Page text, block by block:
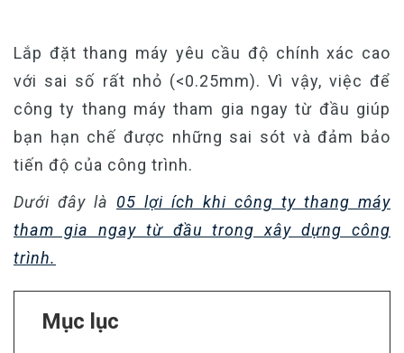
Lắp đặt thang máy yêu cầu độ chính xác cao
với sai số rất nhỏ (<0.25mm). Vì vậy, việc để
công ty thang máy tham gia ngay từ đầu giúp
bạn hạn chế được những sai sót và đảm bảo
tiến độ của công trình.
Dưới đây là 05 lợi ích khi công ty thang máy
tham gia ngay từ đầu trong xây dựng công
trình.
Mục lục